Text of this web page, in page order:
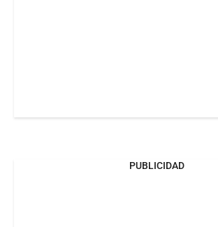
PUBLICIDAD